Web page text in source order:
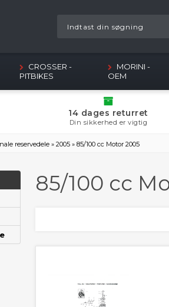
CROSSER -
PITBIKES
MORINI -
OEM
14 dages returret
Din sikkerhed er vigtig
reservedele » 2005 » 85/100 cc Motor 2005
85/100 cc